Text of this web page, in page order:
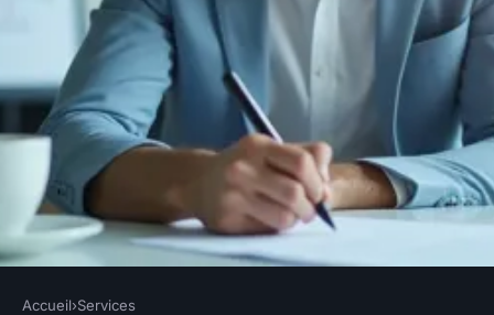
Accueil›Services